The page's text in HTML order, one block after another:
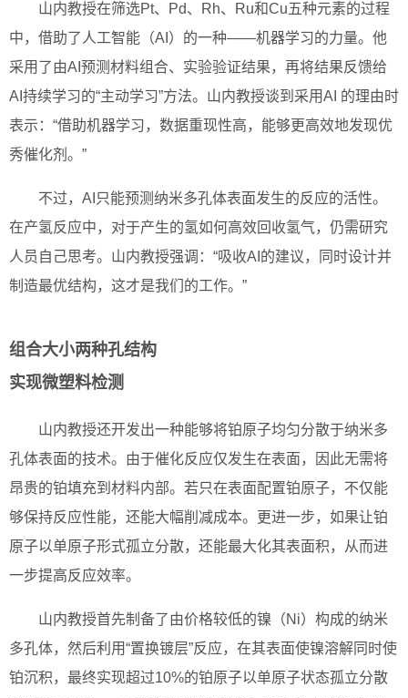
山内教授在筛选Pt、Pd、Rh、Ru和Cu五种元素的过程
中，借助了人工智能（AI）的一种——机器学习的力量。他
采用了由AI预测材料组合、实验验证结果，再将结果反馈给
AI持续学习的“主动学习”方法。山内教授谈到采用AI 的理由时
表示：“借助机器学习，数据重现性高，能够更高效地发现优
秀催化剂。”
不过，AI只能预测纳米多孔体表面发生的反应的活性。
在产氢反应中，对于产生的氢如何高效回收氢气，仍需研究
人员自己思考。山内教授强调：“吸收AI的建议，同时设计并
制造最优结构，这才是我们的工作。”
组合大小两种孔结构
实现微塑料检测
山内教授还开发出一种能够将铂原子均匀分散于纳米多
孔体表面的技术。由于催化反应仅发生在表面，因此无需将
昂贵的铂填充到材料内部。若只在表面配置铂原子，不仅能
够保持反应性能，还能大幅削减成本。更进一步，如果让铂
原子以单原子形式孤立分散，还能最大化其表面积，从而进
一步提高反应效率。
山内教授首先制备了由价格较低的镍（Ni）构成的纳米
多孔体，然后利用“置换镀层”反应，在其表面使镍溶解同时使
铂沉积，最终实现超过10%的铂原子以单原子状态孤立分散